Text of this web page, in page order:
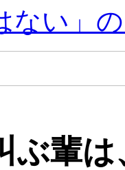
ない」
ぶ輩